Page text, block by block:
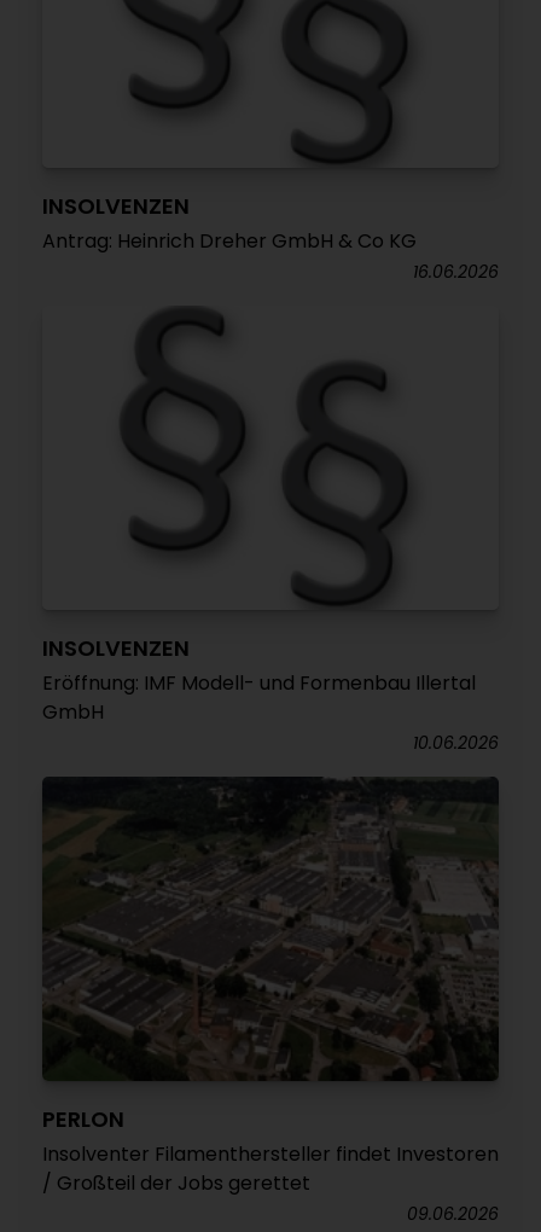
INSOLVENZEN
Antrag: Heinrich Dreher GmbH & Co KG
16.06.2026
INSOLVENZEN
Eröffnung: IMF Modell- und Formenbau Illertal
GmbH
10.06.2026
PERLON
Insolventer Filamenthersteller findet Investoren
/ Großteil der Jobs gerettet
09.06.2026